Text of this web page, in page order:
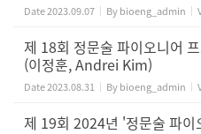
Date2023.09.07 Bybioeng_admin
제 18회 정문술 파이오니어
(이정훈, Andrei Kim)
Date2023.08.31 Bybioeng_admin
제 19회 2024년 '정문술 파이